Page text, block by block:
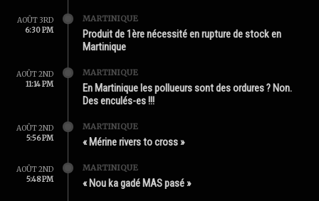
AOÛT 3RD
6:30 PM
MARTINIQUE
Produit de 1ère nécessité en rupture de stock en
Martinique
AOÛT 2ND
11:14 PM
MARTINIQUE
En Martinique les pollueurs sont des ordures ? Non.
Des enculés-es !!!
AOÛT 2ND
5:56 PM
MARTINIQUE
« Mérine rivers to cross »
AOÛT 2ND
5:48 PM
MARTINIQUE
« Nou ka gadé MAS pasé »